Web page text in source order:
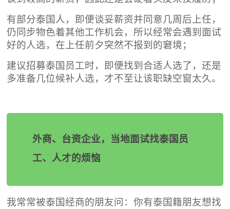
有部分泰国人，即便谈妥薪资并同意几周后上任，
仍同步物色着其他工作机会，所以经常会遇到面试
好的人选，在上任前夕突然不报到的窘境；
建议招募泰国员工时，即便找到合适人选了，还是
多准备几位候补人选，才不至让该职缺空窗太久。
外商、台资企业，当地面试找泰国员
工、人才的烦恼
我常常被泰国经商的朋友问：你有泰国籍朋友想找